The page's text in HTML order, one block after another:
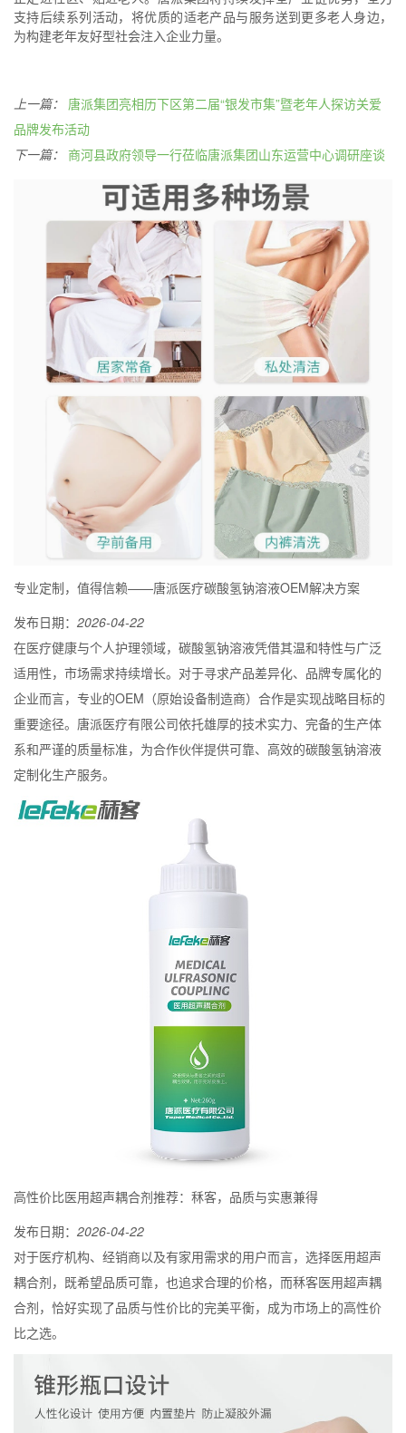
支持后续系列活动，将优质的适老产品与服务送到更多老人身边，
为构建老年友好型社会注入企业力量。
上一篇： 唐派集团亮相历下区第二届“银发市集”暨老年人探访关爱
品牌发布活动
下一篇： 商河县政府领导一行莅临唐派集团山东运营中心调研座谈
专业定制，值得信赖——唐派医疗碳酸氢钠溶液OEM解决方案
发布日期： 2026-04-22
在医疗健康与个人护理领域，碳酸氢钠溶液凭借其温和特性与广泛
适用性，市场需求持续增长。对于寻求产品差异化、品牌专属化的
企业而言，专业的OEM（原始设备制造商）合作是实现战略目标的
重要途径。唐派医疗有限公司依托雄厚的技术实力、完备的生产体
系和严谨的质量标准，为合作伙伴提供可靠、高效的碳酸氢钠溶液
定制化生产服务。
高性价比医用超声耦合剂推荐：秝客，品质与实惠兼得
发布日期： 2026-04-22
对于医疗机构、经销商以及有家用需求的用户而言，选择医用超声
耦合剂，既希望品质可靠，也追求合理的价格，而秝客医用超声耦
合剂，恰好实现了品质与性价比的完美平衡，成为市场上的高性价
比之选。